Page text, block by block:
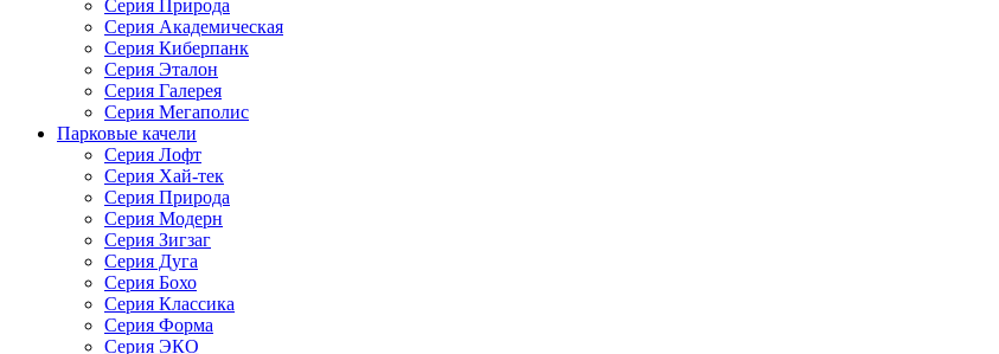
Серия Природа
Серия Академическая
Серия Киберпанк
Серия Эталон
Серия Галерея
Серия Мегаполис
Парковые качели
Серия Лофт
Серия Хай-тек
Серия Природа
Серия Модерн
Серия Зигзаг
Серия Дуга
Серия Бохо
Серия Классика
Серия Форма
Серия ЭКО